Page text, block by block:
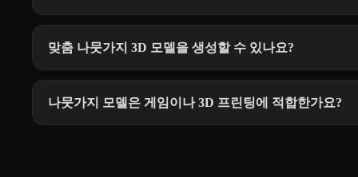
맞춤 나뭇가지 3D 모델을 생성할 수 있나요?
나뭇가지 모델은 게임이나 3D 프린팅에 적합한가요?